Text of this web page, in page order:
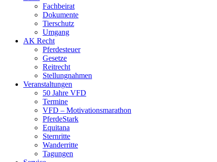
Fachbeirat
Dokumente
Tierschutz
Umgang
AK Recht
Pferdesteuer
Gesetze
Reitrecht
Stellungnahmen
Veranstaltungen
50 Jahre VFD
Termine
VFD – Motivationsmarathon
PferdeStark
Equitana
Sternritte
Wanderritte
Tagungen